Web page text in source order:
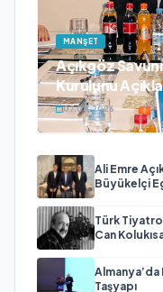
MANŞET
Açıkgöz
Kurulunu
Küresel Vizyon
07.08.2026
Ali Emre
Büyükelçi
Türk
Can
Almanya’da
Taşyapı